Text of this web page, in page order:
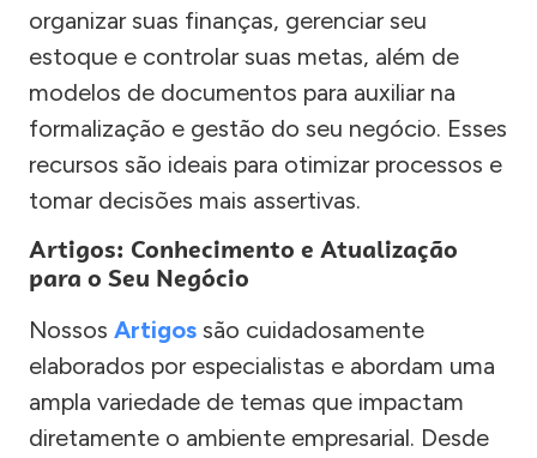
organizar suas finanças, gerenciar seu
estoque e controlar suas metas, além de
modelos de documentos para auxiliar na
formalização e gestão do seu negócio. Esses
recursos são ideais para otimizar processos e
tomar decisões mais assertivas.
Artigos: Conhecimento e Atualização
para o Seu Negócio
Nossos Artigos são cuidadosamente
elaborados por especialistas e abordam uma
ampla variedade de temas que impactam
diretamente o ambiente empresarial. Desde